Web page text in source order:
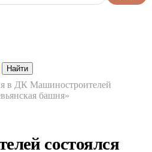
Найти
в ДК Машиностроителей
башня»
состоялся